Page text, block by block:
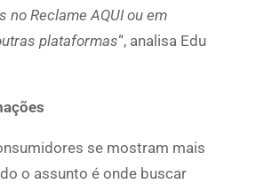
no Reclame AQUI ou em
plataformas“, analisa Edu
se mostram mais
o assunto é onde buscar